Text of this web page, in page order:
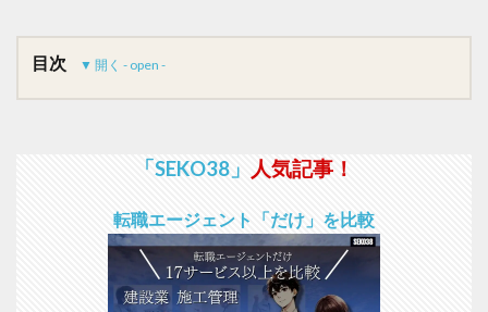
目次
「SEKO38」 人気記事！
転職エージェント「だけ」を比較